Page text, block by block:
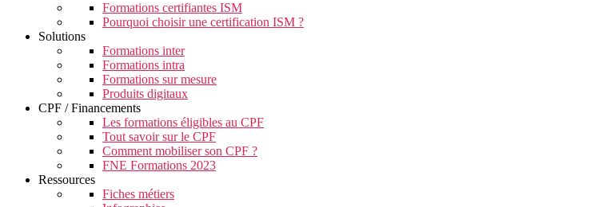
Formations certifiantes ISM
Pourquoi choisir une certification ISM ?
Solutions
Formations inter
Formations intra
Formations sur mesure
Produits digitaux
CPF / Financements
Les formations éligibles au CPF
Tout savoir sur le CPF
Comment mobiliser son CPF ?
FNE Formations 2023
Ressources
Fiches métiers